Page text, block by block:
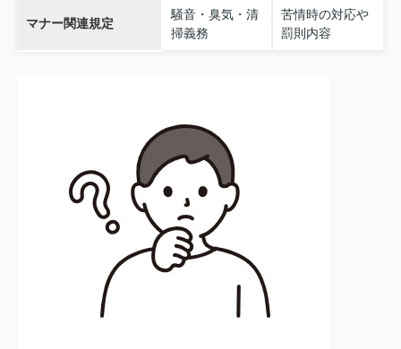
マナー関連規定
騒音・臭気・清
掃義務
苦情時の対応や
罰則内容